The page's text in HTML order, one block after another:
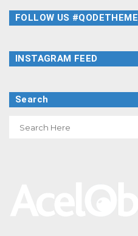
FOLLOW US
INSTAGRAM FEED
Search